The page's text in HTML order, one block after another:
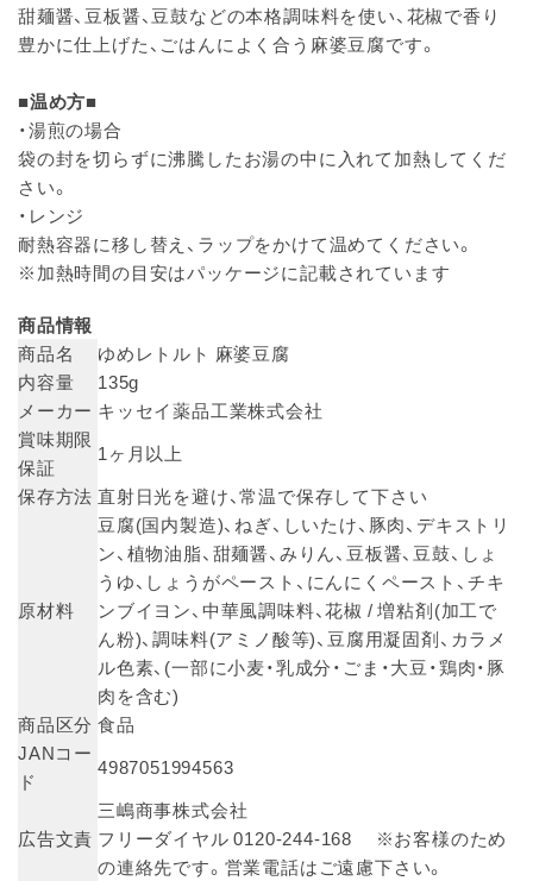
甜麺醤、豆板醤、豆鼓などの本格調味料を使い、花椒で香り
豊かに仕上げた、ごはんによく合う麻婆豆腐です。
■温め方■
・湯煎の場合
袋の封を切らずに沸騰したお湯の中に入れて加熱してくだ
さい。
・レンジ
耐熱容器に移し替え、ラップをかけて温めてください。
※加熱時間の目安はパッケージに記載されています
商品情報
商品名
ゆめレトルト 麻婆豆腐
内容量
135g
メーカー キッセイ薬品工業株式会社
賞味期限
保証
1ヶ月以上
保存方法 直射日光を避け、常温で保存して下さい
原材料
豆腐(国内製造)、ねぎ、しいたけ、豚肉、デキストリ
ン、植物油脂、甜麺醤、みりん、豆板醤、豆鼓、しょ
うゆ、しょうがペースト、にんにくペースト、チキ
ンブイヨン、中華風調味料、花椒 / 増粘剤(加工で
ん粉)、調味料(アミノ酸等)、豆腐用凝固剤、カラメ
ル色素、(一部に小麦・乳成分・ごま・大豆・鶏肉・豚
肉を含む)
商品区分 食品
JANコー
ド
4987051994563
広告文責
三嶋商事株式会社
フリーダイヤル 0120-244-168 ※お客様のため
の連絡先です。営業電話はご遠慮下さい。